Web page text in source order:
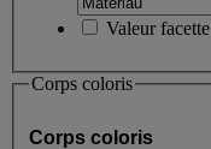
Valeur facette
Corps coloris
Corps coloris